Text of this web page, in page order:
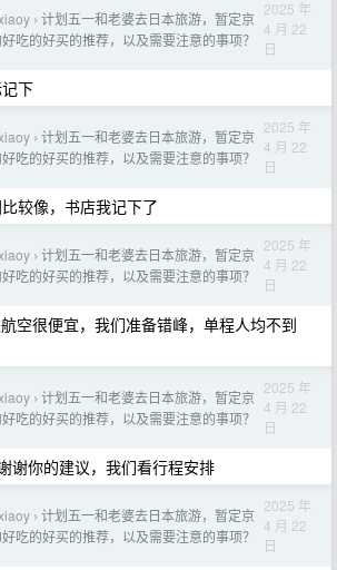
› 计划五一和老婆去日本旅游，暂定京
吃的好买的推荐，以及需要注意的事项？
2025 年
4 月 22
日
下
› 计划五一和老婆去日本旅游，暂定京
吃的好买的推荐，以及需要注意的事项？
2025 年
4 月 22
日
较像，书店我记下了
› 计划五一和老婆去日本旅游，暂定京
吃的好买的推荐，以及需要注意的事项？
2025 年
4 月 22
日
空很便宜，我们准备错峰，单程人均不到
› 计划五一和老婆去日本旅游，暂定京
吃的好买的推荐，以及需要注意的事项？
2025 年
4 月 22
日
谢你的建议，我们看行程安排
› 计划五一和老婆去日本旅游，暂定京
吃的好买的推荐，以及需要注意的事项？
2025 年
4 月 22
日